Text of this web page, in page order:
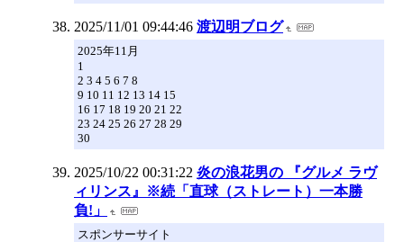
2025/11/01 09:44:46 渡辺明ブログ
2025年11月
1
2 3 4 5 6 7 8
9 10 11 12 13 14 15
16 17 18 19 20 21 22
23 24 25 26 27 28 29
30
2025/10/22 00:31:22 炎の浪花男の 『グルメ ラヴ
ィリンス』※続「直球（ストレート）一本勝
負!」
スポンサーサイト